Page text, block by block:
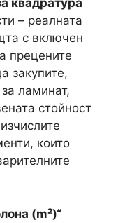
квадратура
– реалната
с включен
прецените
закупите,
ламинат,
стойност
които
(m²)“